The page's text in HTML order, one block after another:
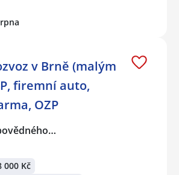
v Brně (malým
firemní auto,
OZP
000 Kč